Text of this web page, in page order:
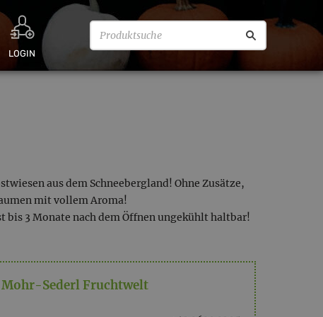
LOGIN
aus dem Schneebergland! Ohne Zusätze,
mit vollem Aroma!
3 Monate nach dem Öffnen ungekühlt haltbar!
Mohr-Sederl Fruchtwelt